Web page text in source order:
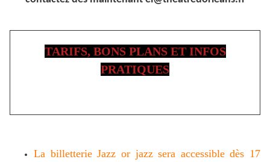
TARIFS, BONS PLANS ET INFOS
PRATIQUES
La billetterie Jazz or jazz sera accessible dès 17